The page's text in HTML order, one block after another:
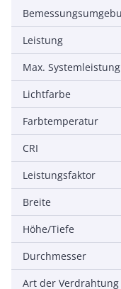
Leistung
Max. Systemleistung
Lichtfarbe
Farbtemperatur
CRI
Leistungsfaktor
Breite
Höhe/Tiefe
Durchmesser
Art der Verdrahtung